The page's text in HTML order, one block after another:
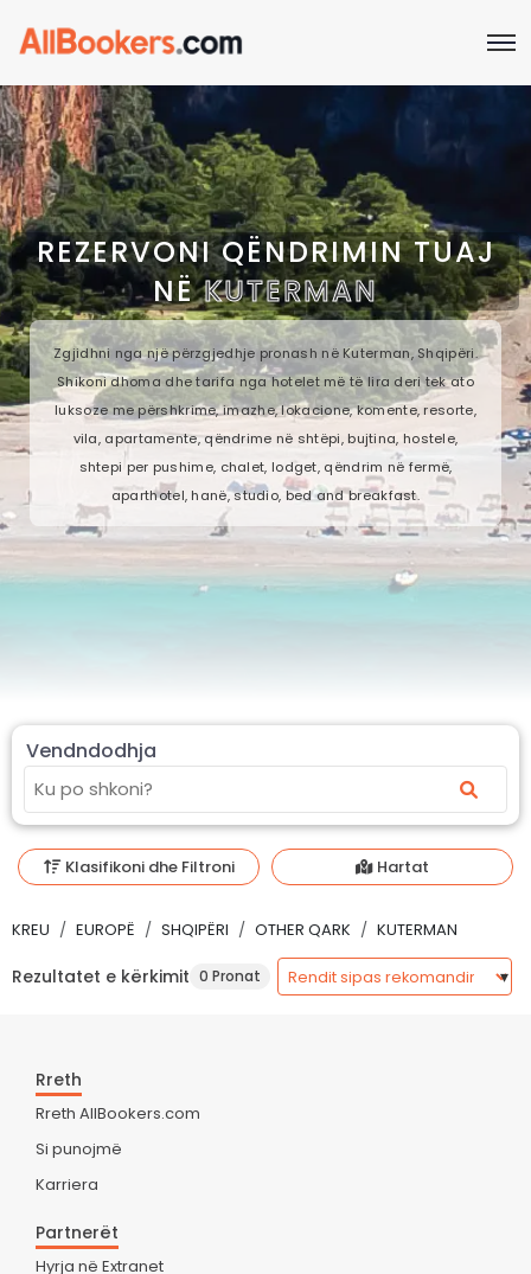
REZERVONI QËNDRIMIN TUAJ
NËKUTERMAN
Zgjidhni nga një përzgjedhje pronash në Kuterman, Shqipëri.
Shikoni dhoma dhe tarifa nga hotelet më të lira deri tek ato
luksoze me përshkrime, imazhe, lokacione, komente, resorte,
vila, apartamente, qëndrime në shtëpi, bujtina, hostele,
shtepi per pushime, chalet, lodget, qëndrim në fermë,
aparthotel, hanë, studio, bed and breakfast.
Vendndodhja
Klasifikoni dhe Filtroni Hartat
KREU EUROPË SHQIPËRI OTHER QARK KUTERMAN
Rezultatet e kërkimit 0 Pronat
Rreth
Rreth AllBookers.com
Si punojmë
Karriera
Partnerët
Hyrja në Extranet